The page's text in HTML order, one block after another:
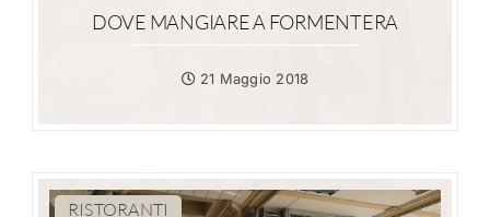
DOVE MANGIARE A FORMENTERA
21 Maggio 2018
RISTORANTI